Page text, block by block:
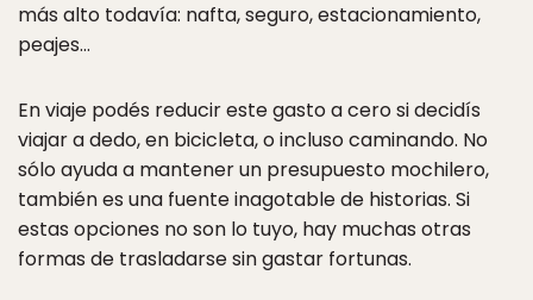
más alto todavía: nafta, seguro, estacionamiento,
peajes…
En viaje podés reducir este gasto a cero si decidís
viajar a dedo, en bicicleta, o incluso caminando. No
sólo ayuda a mantener un presupuesto mochilero,
también es una fuente inagotable de historias. Si
estas opciones no son lo tuyo, hay muchas otras
formas de trasladarse sin gastar fortunas.